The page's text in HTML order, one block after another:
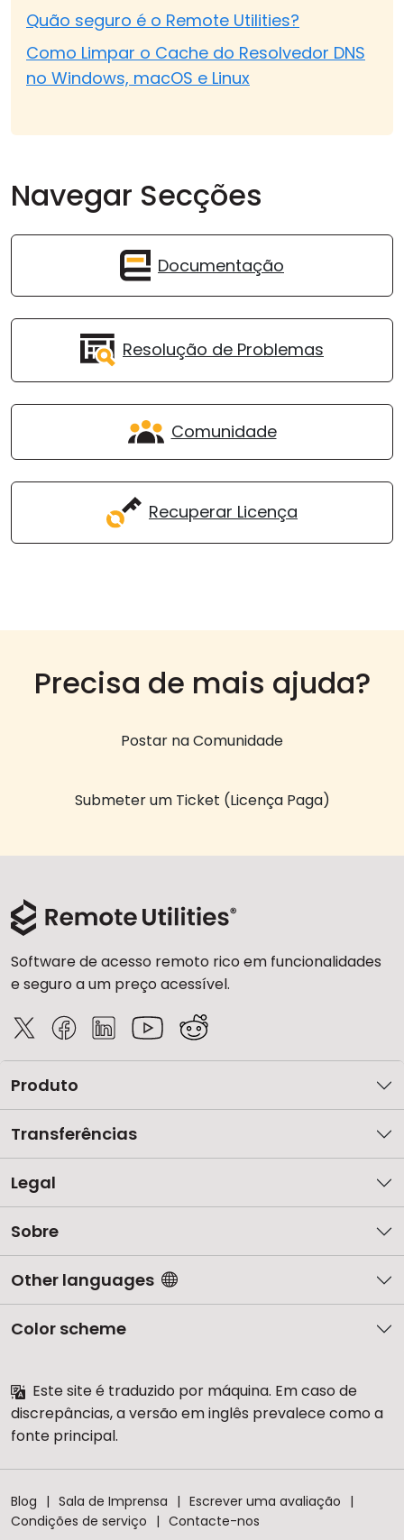
Quão seguro é o Remote Utilities?
Como Limpar o Cache do Resolvedor DNS
no Windows, macOS e Linux
Navegar Secções
Documentação
Resolução de Problemas
Comunidade
Recuperar Licença
Precisa de mais ajuda?
Postar na Comunidade
Submeter um Ticket (Licença Paga)
Software de acesso remoto rico em funcionalidades
e seguro a um preço acessível.
Produto
Transferências
Legal
Sobre
Other languages
Color scheme
Este site é traduzido por máquina. Em caso de
discrepâncias, a versão em inglês prevalece como a
fonte principal.
Blog Sala de Imprensa
Escrever uma avaliação
Condições de serviço
Contacte-nos